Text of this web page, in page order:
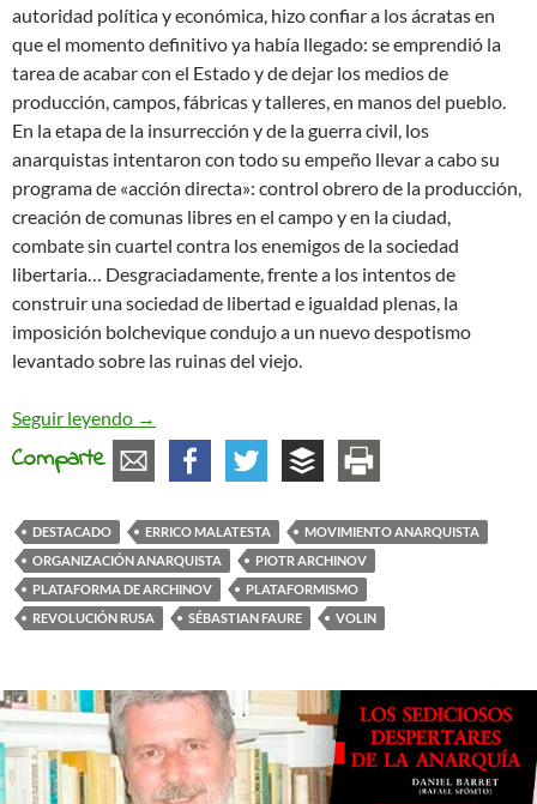
autoridad política y económica, hizo confiar a los ácratas en
que el momento definitivo ya había llegado: se emprendió la
tarea de acabar con el Estado y de dejar los medios de
producción, campos, fábricas y talleres, en manos del pueblo.
En la etapa de la insurrección y de la guerra civil, los
anarquistas intentaron con todo su empeño llevar a cabo su
programa de «acción directa»: control obrero de la producción,
creación de comunas libres en el campo y en la ciudad,
combate sin cuartel contra los enemigos de la sociedad
libertaria… Desgraciadamente, frente a los intentos de
construir una sociedad de libertad e igualdad plenas, la
imposición bolchevique condujo a un nuevo despotismo
levantado sobre las ruinas del viejo.
Seguir leyendo La Plataforma organizativa y las consecuentes
→
Comparte
DESTACADO ERRICO MALATESTA
MOVIMIENTO ANARQUISTA
ORGANIZACIÓN ANARQUISTA
PIOTR ARCHINOV
PLATAFORMA DE ARCHINOV
PLATAFORMISMO
REVOLUCIÓN RUSA
SÉBASTIAN FAURE VOLIN